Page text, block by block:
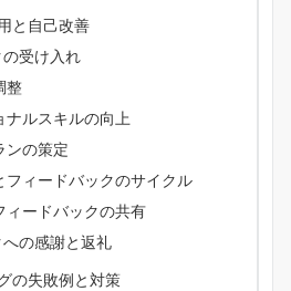
と自己改善
受け入れ
整
ルスキルの向上
ンの策定
フィードバックのサイクル
ィードバックの共有
の感謝と返礼
の失敗例と対策